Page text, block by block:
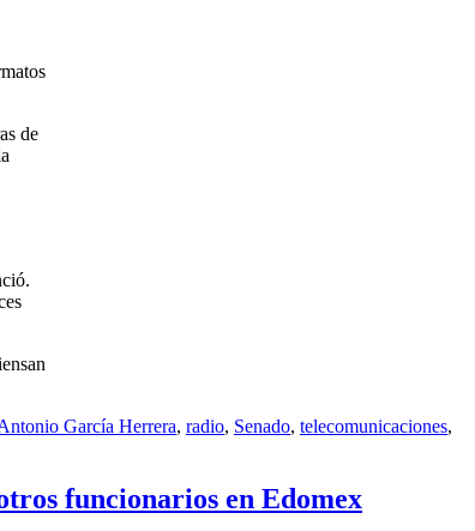
de
García Herrera, radio, Senado, telecomunicaciones,
funcionarios en Edomex